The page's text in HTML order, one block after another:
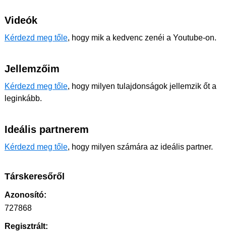
Videók
Kérdezd meg tőle, hogy mik a kedvenc zenéi a Youtube-on.
Jellemzőim
Kérdezd meg tőle, hogy milyen tulajdonságok jellemzik őt a
leginkább.
Ideális partnerem
Kérdezd meg tőle, hogy milyen számára az ideális partner.
Társkeresőről
Azonosító:
727868
Regisztrált: